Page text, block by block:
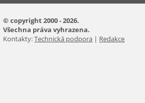
© copyright 2000 - 2026.
Všechna práva vyhrazena.
Kontakty:Technická podpora | Redakce